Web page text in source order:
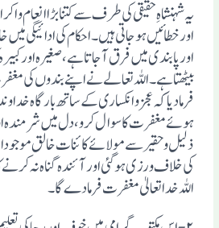
یہ شہنشاہِ حقیقی کی طرف سے کتنا بڑا انعام
اور خطائیں ہو جاتی ہیں۔ احکام کی ادائیگی
اور پابندی میں فرق آجاتا ہے، صغیرہ اور
بیٹھتا ہے۔ اللہ تعالے نے اپنے بندوں کی
فرما دیا کہ عجز و انکساری کے ساتھ بارگاہ
ہوئے مغفرت کا سوال کرو،دل میں شرمندہ
ذلیل و حقیر سے مولائے کا ئنات خالق
کی خلاف ورزی ہوگئی اور آئندہ گناہ نہ
اللہ خداتعالیٰ مغفرت فرما دے گا۔